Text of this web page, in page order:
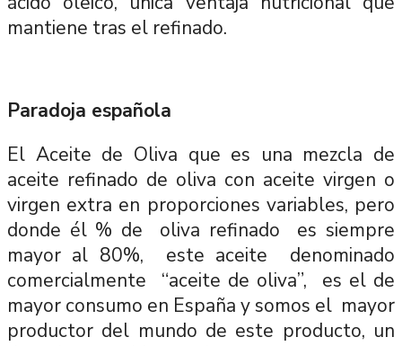
mantiene tras el refinado.
Paradoja española
El Aceite de Oliva que es una mezcla de
aceite refinado de oliva con aceite virgen o
virgen extra en proporciones variables, pero
donde él % de oliva refinado es siempre
mayor al 80%, este aceite denominado
comercialmente “aceite de oliva”, es el de
mayor consumo en España y somos el mayor
productor del mundo de este producto, un